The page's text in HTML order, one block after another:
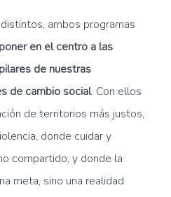
ambos programas
poner en el centro a las
de nuestras
de cambio social. Con ellos
de territorios más justos,
donde cuidar y
compartido, y donde la
meta, sino una realidad